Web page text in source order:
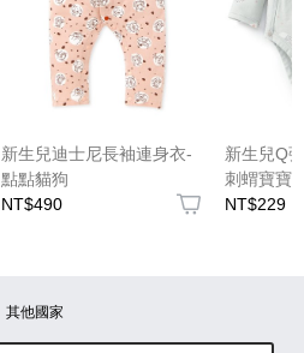
新生兒迪士尼長袖連身衣-
點點貓狗
NT$490
新生兒Q
刺蝟寶寶
NT$229
其他國家